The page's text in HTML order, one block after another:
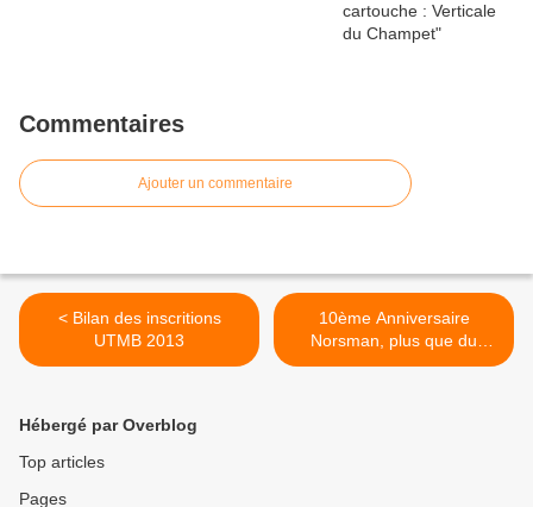
Commentaires
Ajouter un commentaire
< Bilan des inscritions
UTMB 2013
10ème Anniversaire
Norsman, plus que du
sport... >
Hébergé par Overblog
Top articles
Pages